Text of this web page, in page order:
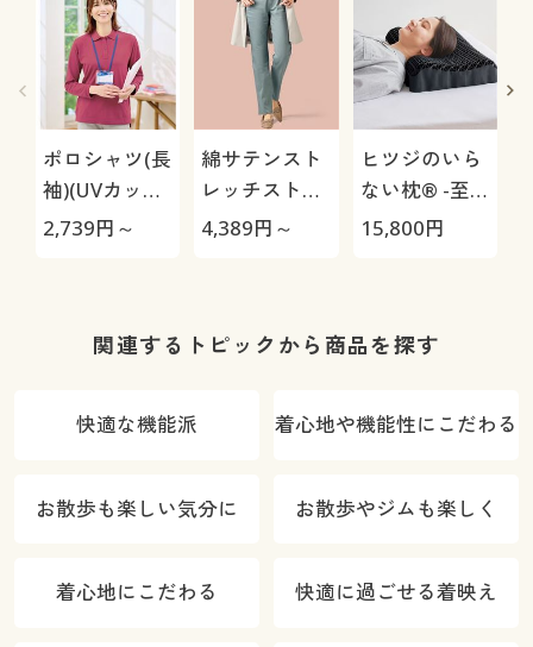
ポロシャツ(長
袖)(UVカッ
ト・洗濯機
2,739円～
綿サテンスト
レッチストレ
ートパンツ(ヨ
4,389円～
ヒツジのいら
ない枕® -至
極-
15,800円
関連するトピックから商品を探す
快適な機能派 着心地や機能性にこだわる
お散歩も楽しい気分に お散歩やジムも楽しく
着心地にこだわる 快適に過ごせる着映え